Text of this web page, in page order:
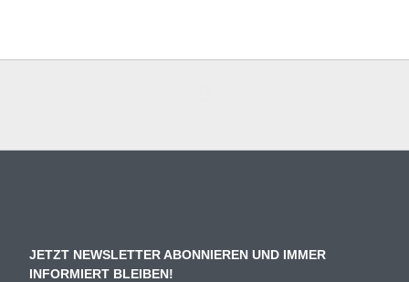
JETZT NEWSLETTER ABONNIEREN UND IMMER
INFORMIERT BLEIBEN!